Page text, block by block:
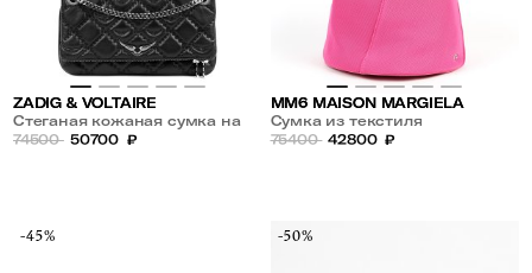
ZADIG & VOLTAIRE
Стеганая кожаная сумка на
цепочке
74500 50700 ₽
MM6 MAISON MARGIELA
Сумка из текстиля
75400 42800 ₽
-45% -50%